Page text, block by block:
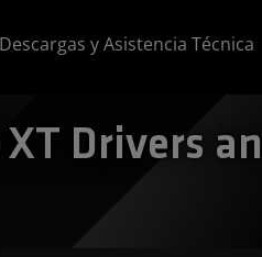
Descargas y Asistencia Técnica
Drivers